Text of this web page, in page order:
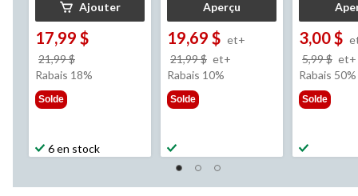
Ajouter
17,99 $
21,99 $
était
Rabais 18%
Solde
6 en stock
Aperçu
19,69 $ et+
21,99 $ et+
Rabais 10%
Solde
3,00 $
5,99 $ et+
Rabais 50%
Solde